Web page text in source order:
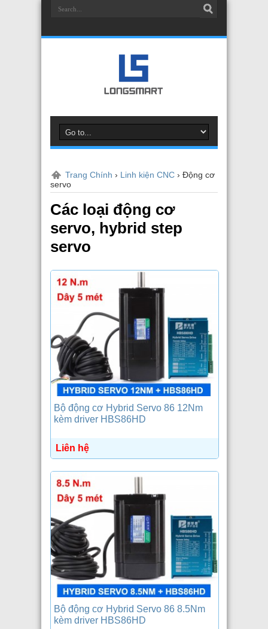
Trang Chính › Linh kiện CNC › Động cơ
servo
Các loại động cơ
servo, hybrid step
servo
Bộ động cơ Hybrid Servo 86 12Nm
kèm driver HBS86HD
Liên hệ
Bộ động cơ Hybrid Servo 86 8.5Nm
kèm driver HBS86HD